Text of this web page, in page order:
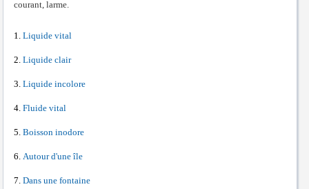
courant, larme.
Liquide vital
Liquide clair
Liquide incolore
Fluide vital
Boisson inodore
Autour d'une île
Dans une fontaine